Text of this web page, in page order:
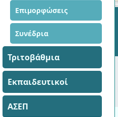
Επιμορφώσεις
Συνέδρια
Τριτοβάθμια
Εκπαιδευτικοί
ΑΣΕΠ